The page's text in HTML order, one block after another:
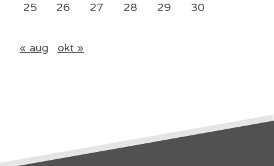
25
26 27 28 29 30
« aug okt »